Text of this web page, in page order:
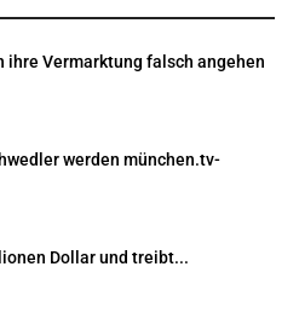
ihre Vermarktung falsch angehen
werden münchen.tv-
Dollar und treibt...